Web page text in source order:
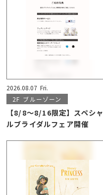
2026.08.07 Fri.
2F ブルーゾーン
【8/8〜8/16限定】スペシャ
ルブライダルフェア開催